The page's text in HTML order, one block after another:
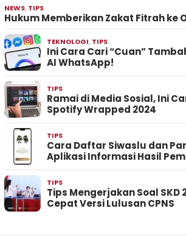
NEWS, TIPS
Hukum Memberikan Zakat Fitrah ke
TEKNOLOGI, TIPS
Ini Cara Cari “Cuan”
AI WhatsApp!
TIPS
Ramai di Media Sosial, Ini
Spotify Wrapped 2024
TIPS
Cara Daftar Siwaslu dan
Aplikasi Informasi Hasil
TIPS
Tips Mengerjakan Soal SKD
Cepat Versi Lulusan CPNS